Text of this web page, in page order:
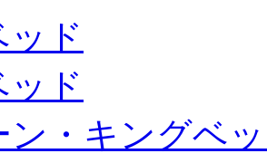
ド
ッド
ン・キングベ